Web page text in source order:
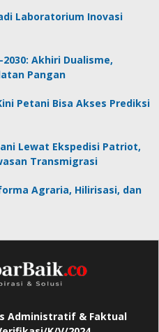
Laboratorium Inovasi
Akhiri Dualisme,
Pangan
Petani Bisa Akses Prediksi
Lewat Ekspedisi Patriot,
Transmigrasi
Agraria, Hilirisasi, dan
Administratif & Faktual